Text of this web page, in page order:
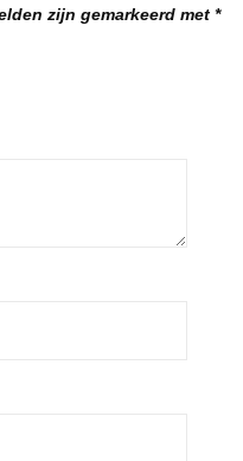
zijn gemarkeerd met *